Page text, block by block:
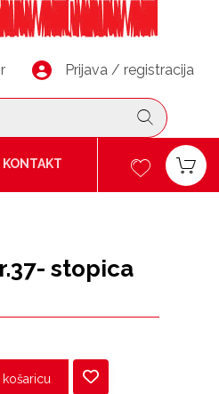
Prijava / registracija
KONTAKT
stopica